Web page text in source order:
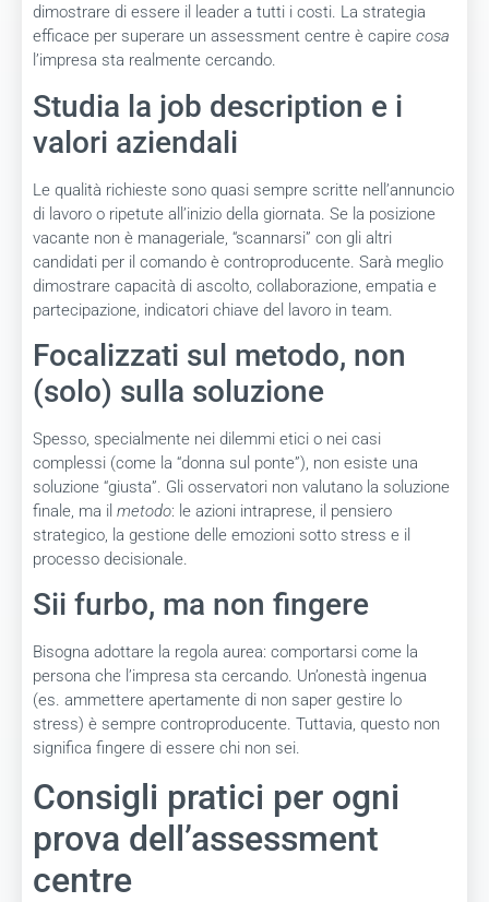
dimostrare di essere il leader a tutti i costi. La strategia
efficace per superare un assessment centre è capire cosa
l’impresa sta realmente cercando.
Studia la job description e i
valori aziendali
Le qualità richieste sono quasi sempre scritte nell’annuncio
di lavoro o ripetute all’inizio della giornata. Se la posizione
vacante non è manageriale, “scannarsi” con gli altri
candidati per il comando è controproducente. Sarà meglio
dimostrare capacità di ascolto, collaborazione, empatia e
partecipazione, indicatori chiave del lavoro in team.
Focalizzati sul metodo, non
(solo) sulla soluzione
Spesso, specialmente nei dilemmi etici o nei casi
complessi (come la “donna sul ponte”), non esiste una
soluzione “giusta”. Gli osservatori non valutano la soluzione
finale, ma il metodo: le azioni intraprese, il pensiero
strategico, la gestione delle emozioni sotto stress e il
processo decisionale.
Sii furbo, ma non fingere
Bisogna adottare la regola aurea: comportarsi come la
persona che l’impresa sta cercando. Un’onestà ingenua
(es. ammettere apertamente di non saper gestire lo
stress) è sempre controproducente. Tuttavia, questo non
significa fingere di essere chi non sei.
Consigli pratici per ogni
prova dell’assessment
centre